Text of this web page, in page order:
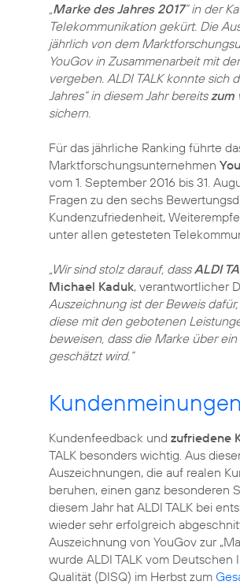
„Marke des Jahres 2017“ in der
Telekommunikation gekürt. Die
jährlich von dem
YouGov in Zusammenarbeit mit
vergeben. ALDI TALK konnte sich
Jahres“ in diesem Jahr bereitszum
sichern.
Für das jährliche Ranking führte
Marktforschungsunternehmen
vom 1. September 2016 bis 31.
Fragen zu den sechs
Kundenzufriedenheit,
unter allen getesteten
„Wir sind stolz darauf, dassALDI
Michael Kaduk, verantwortlicher
Auszeichnung ist der Beweis
diese mit den gebotenen
beweisen, dass die Marke über ein
geschätzt wird.“
Kundenfeedback und zufriedene
TALK besonders wichtig. Aus
Auszeichnungen, die auf realen
beruhen, einen ganz besonderen
diesem Jahr hat ALDI TALK bei
wieder sehr erfolgreich
Auszeichnung von YouGov zur
wurde ALDI TALK vom
Qualität (DISQ) im Herbst zum